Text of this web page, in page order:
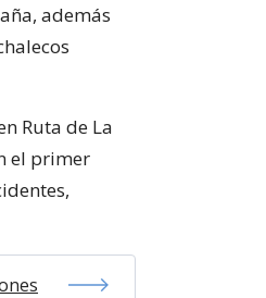
además
Ruta de La
el primer